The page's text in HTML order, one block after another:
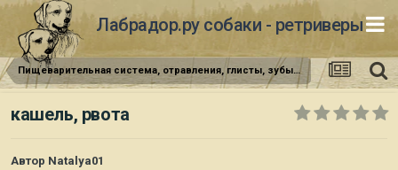
Лабрадор.ру собаки - ретриверы
Пищеварительная система, отравления, глисты, зубы, анальные синусы
кашель, рвота
Автор Natalya01